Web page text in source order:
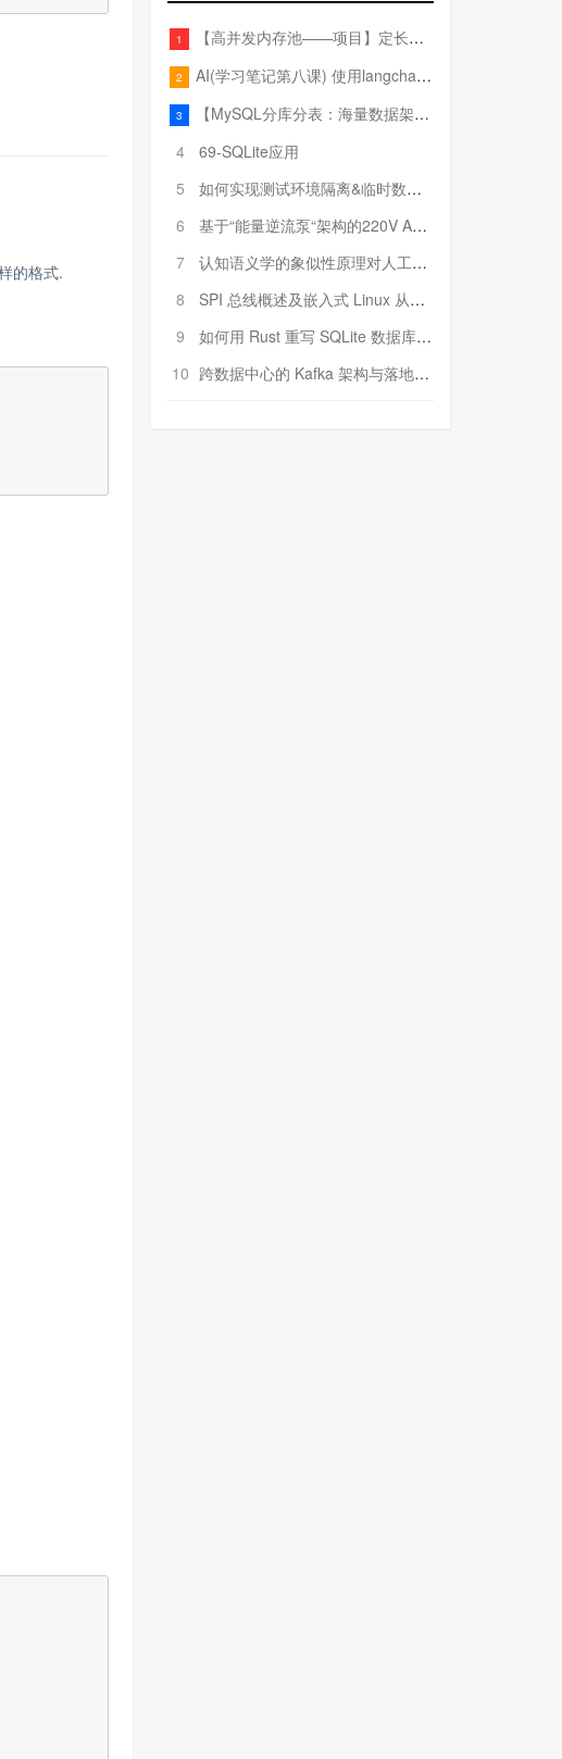
的格式.
1 【高并发内存池——项目】定长内存池——开胃小菜
2 AI(学习笔记第八课) 使用langchain的embedding models
3
【MySQL分库分表：海量数据架构的终极解决方案】
4
69-SQLite应用
5
如何实现测试环境隔离&临时数据库（pytest+SQLite）
6
基于“能量逆流泵“架构的220V AC至20V DC 300W高效电源设计
7
认知语义学的象似性原理对人工智能自然语言处理深层语义分析的影响与启示
8
SPI 总线概述及嵌入式 Linux 从属 SPI 设备驱动程序开发（第二部分，实践）
9
如何用 Rust 重写 SQLite 数据库（二）:是否有市场空间？
10 跨数据中心的 Kafka 架构与落地实战